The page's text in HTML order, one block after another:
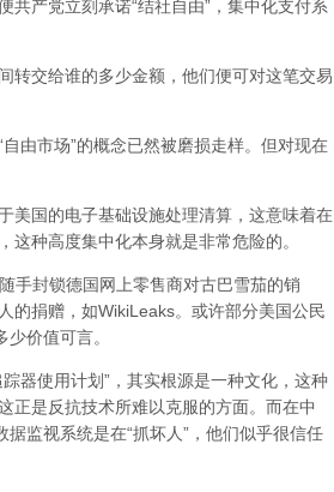
共产党立刻承诺“结社自由”，集中化支付系
转交给谁的多少金额，他们便可对这笔交易
由市场”的概念已然被磨损走样。但对现在
美国的电子基础设施处理清算，这意味着在
种高度集中化本身就是非常危险的。
手封锁德国网上零售商对古巴雪茄的销
的捐赠，如WikiLeaks。或许部分美国公民
价值可言。
器使用计划”，其实根源是一种文化，这种
正是反抗技术所难以克服的方面。而在中
监视系统是在“抓坏人”，他们似乎很信任